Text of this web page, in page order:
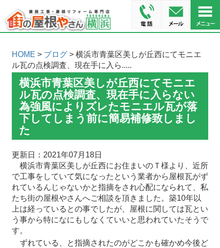
HOME > ブログ> 横浜市青葉区美しが丘西にてモニエ
ル瓦の点検調査、現在手に入ら.....
横浜市青葉区美しが丘西にてモニエ
ル瓦の点検調査、現在手に入らない
為強風によりズレたモニエル瓦が落
下してしまう前に簡易補修致しまし
た
更新日：2021年07月18日
横浜市青葉区美しが丘西にお住まいのＴ様より、近所
で工事をしていて気になったという業者から屋根瓦がず
れているんじゃないかと指摘をされ心配になられて、私
たち街の屋根やさんへご相談を頂きました。築10年以
上は経っているとの事でしたが、屋根に関しては瓦とい
う事から特になにもしなくていいと思われていたそうで
す。
ずれている、と指摘されたのがどこかも確かめ今後ど